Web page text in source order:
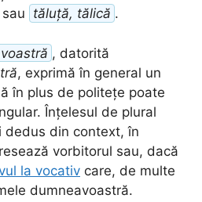
sau tăluță, tălică .
, datorită
, exprimă în general un
în plus de politețe poate
Înțelesul de plural
dedus din context, în
vorbitorul sau, dacă
la vocativ care, de multe
dumneavoastră.